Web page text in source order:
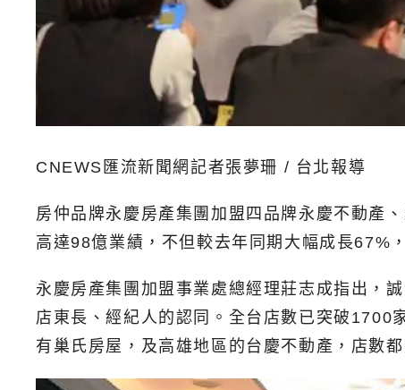
CNEWS匯流新聞網記者張夢珊 / 台北報導
房仲品牌永慶房產集團加盟四品牌永慶不動產
高達98億業績，不但較去年同期大幅成長67%
永慶房產集團加盟事業處總經理莊志成指出，
店東長、經紀人的認同。全台店數已突破1700
有巢氏房屋，及高雄地區的台慶不動產，店數